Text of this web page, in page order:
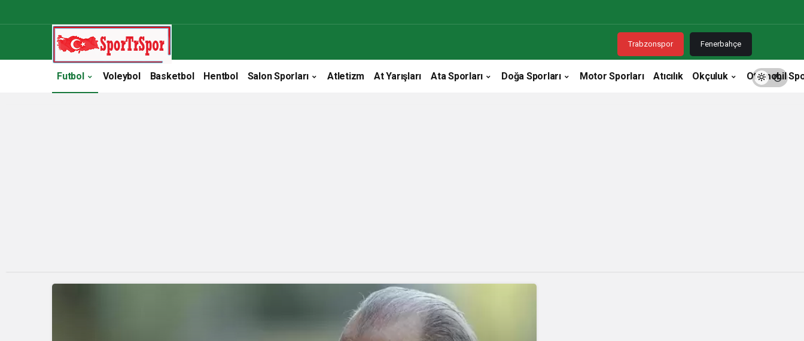
Trabzonspor Fenerbahçe
Futbol Voleybol Basketbol Hentbol Salon Sporları Atletizm At Yarışları Ata Sporları Doğa Sporları Motor Sporları Atıcılık Okçuluk Otomobil